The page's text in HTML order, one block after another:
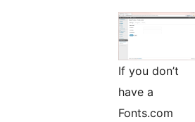
If you don’t
have a
Fonts.com